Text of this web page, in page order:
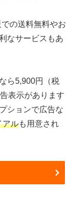
の送料無料やお
なサービスもあ
ら5,900円（税
表示があります
ションで広告な
アルも用意され